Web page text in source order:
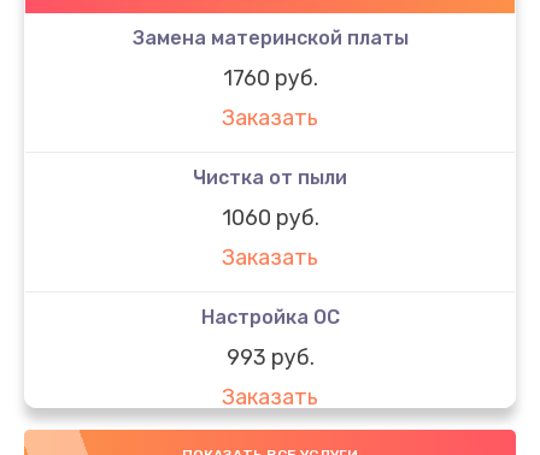
Замена материнской платы
1760 руб.
Заказать
Чистка от пыли
1060 руб.
Заказать
Настройка ОС
993 руб.
Заказать